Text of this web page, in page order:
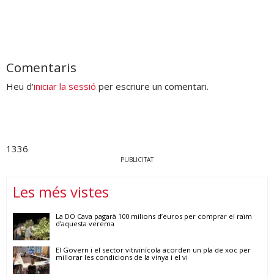
Comentaris
Heu d'iniciar la sessió per escriure un comentari.
1336
PUBLICITAT
Les més vistes
La DO Cava pagarà 100 milions d’euros per comprar el raïm
d’aquesta verema
El Govern i el sector vitivinícola acorden un pla de xoc per
millorar les condicions de la vinya i el vi